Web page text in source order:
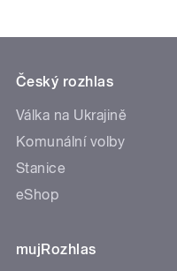
Český rozhlas
Válka na Ukrajině
Komunální volby
Stanice
eShop
mujRozhlas